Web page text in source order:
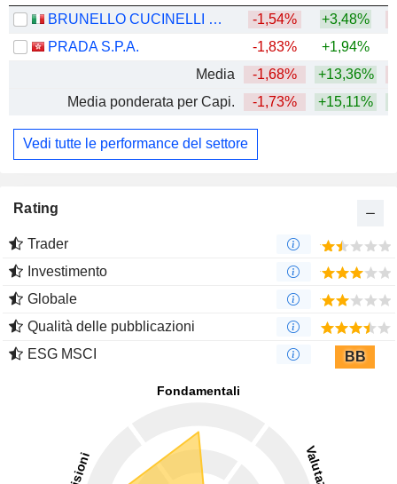
BRUNELLO CUCINELLI S.P.A. -1,54% +3,48%
PRADA S.P.A.
-1,83% +1,94%
Media
-1,68% +13,36%
Media ponderata per Capi.
-1,73% +15,11%
Vedi tutte le performance del settore
Rating
Trader
Investimento
Globale
Qualità delle pubblicazioni
ESG MSCI
BB